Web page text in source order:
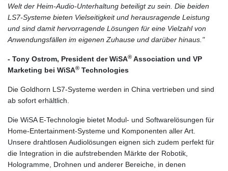
Welt der Heim-Audio-Unterhaltung beteiligt zu sein. Die beiden
LS7-Systeme bieten Vielseitigkeit und herausragende Leistung
und sind damit hervorragende Lösungen für eine Vielzahl von
Anwendungsfällen im eigenen Zuhause und darüber hinaus."
- Tony Ostrom, President der WiSA® Association und VP
Marketing bei WiSA® Technologies
Die Goldhorn LS7-Systeme werden in China vertrieben und sind
ab sofort erhältlich.
Die WiSA E-Technologie bietet Modul- und Softwarelösungen für
Home-Entertainment-Systeme und Komponenten aller Art.
Unsere drahtlosen Audiolösungen eignen sich zudem perfekt für
die Integration in die aufstrebenden Märkte der Robotik,
Hologramme, Drohnen und anderer Bereiche, in denen